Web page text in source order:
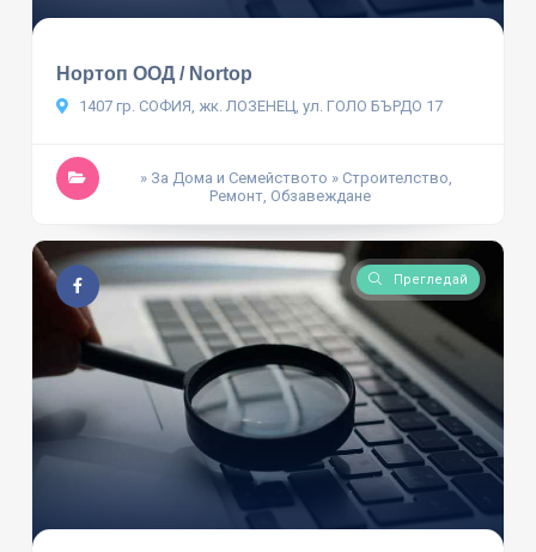
Нортоп ООД / Nortop
1407 гр. СОФИЯ, жк. ЛОЗЕНЕЦ, ул. ГОЛО БЪРДО 17
» За Дома и Семейството » Строителство,
Ремонт, Обзавеждане
Прегледай